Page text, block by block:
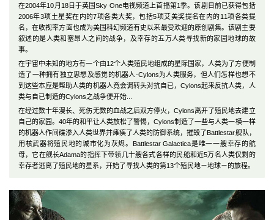
在2004年10月18日于英国Sky One电视频道上首播第1季。该剧目前已获得包括
2006年3项土星奖在内的7项各类大奖，包括5项艾美奖提名在内的11项各类提
名，在收视率方面也成为美国科幻频道有史以来最受欢迎的原创剧集。该剧主要
叙述的是人类和塞昂人之间的战争，及幸存的五万人类寻找新的家园地球的故
事。
在宇宙中未知的地方有一个由12个人类殖民地组成的星际国家，人类为了方便制
造了一种拥有独立思想及感觉的机器人-Cylons为人类服务，但人们怎样也想不
到这些本应是帮助人类的机器人竟会调转头对抗自已，Cylons起来反抗人类，人
类与自已制造的Cylons之战争便开始...
在经过数十年漫长、死伤无数的血战之后双方停火，Cylons离开了殖民地去建立
自己的家园。40年的和平让人类放松了警惕，Cylons制造了一些与人类一模一样
的机器人作间碟渗入人类世界并瘫痪了人类的防御系统，摧毁了Battlestar舰队，
用核武器将殖民地的城市化为灰烬。Battlestar Galactica是唯一一艘幸存的航
母，它在舰长Adama的指挥下带领几十艘各式各样的民船和近5万名人类仅剩的
幸存者逃离了殖民地的星系，开始了寻找人类的第13个殖民地－地球－的旅程。